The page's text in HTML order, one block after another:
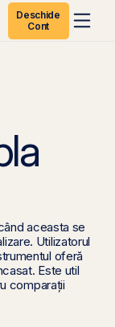
Deschide
Cont
aceasta se
Utilizatorul
oferă
Este util
comparații